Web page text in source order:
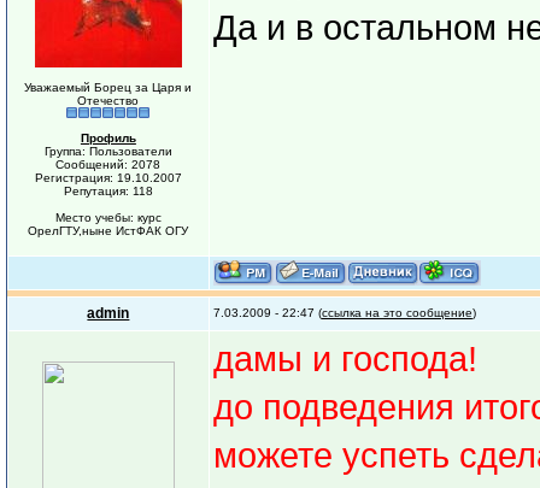
Уважаемый Борец за Царя и
Отечество
Профиль
Группа: Пользователи
Сообщений: 2078
Регистрация: 19.10.2007
Репутация: 118
Место учебы: курс
ОрелГТУ,ныне ИстФАК ОГУ
Да и в остальном
admin 7.03.2009 - 22:47 (ссылка на это сообщение)
дамы и господа!
до подведения
можете успеть